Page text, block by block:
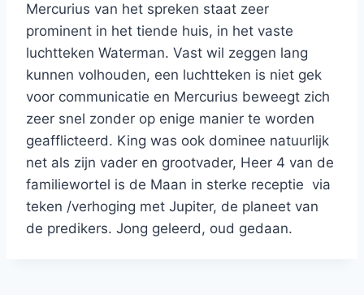
Mercurius van het spreken staat zeer
prominent in het tiende huis, in het vaste
luchtteken Waterman. Vast wil zeggen lang
kunnen volhouden, een luchtteken is niet gek
voor communicatie en Mercurius beweegt zich
zeer snel zonder op enige manier te worden
geafflicteerd. King was ook dominee natuurlijk
net als zijn vader en grootvader, Heer 4 van de
familiewortel is de Maan in sterke receptie via
teken /verhoging met Jupiter, de planeet van
de predikers. Jong geleerd, oud gedaan.